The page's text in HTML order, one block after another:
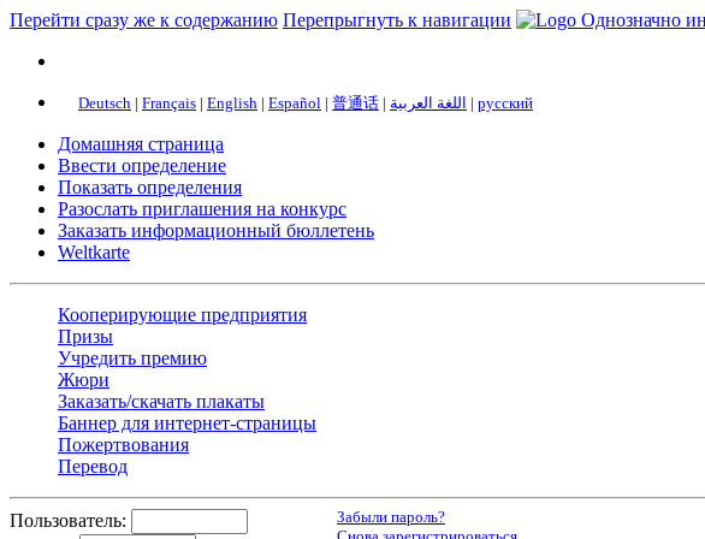
Перейти сразу же к содержанию Перепрыгнуть к навигации
Deutsch | Français | English | Español | 普通话 | اللغة العربية | русский
Домашняя страница
Ввести определение
Показать определения
Разослать приглашения на конкурс
Заказать информационный бюллетень
Weltkarte
Кооперирующие предприятия
Призы
Учредить премию
Жюри
Заказать/скачать плакаты
Баннер для интернет-страницы
Пожертвования
Перевод
Пользователь:
Забыли пароль?